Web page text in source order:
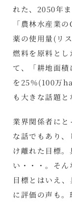
れた、2050年
「農林水産業
薬の使用量(リ
燃料を原料とし
て、「耕地面
を25％(100万
も大きな話題と
業界関係者にと
な話でもあり
け離れた目標
い・・・。そ
目標とはいえ
に評価の声も